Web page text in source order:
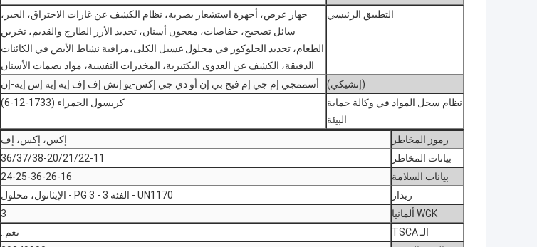
التطبيق الرئيسي
جهاز عرض، أجهزة استشعار بصرية، نظام الكشف عن غازات الاحتراق، الحبر،
سائل تصحيح، حفاضات، معجون أسنان، تحديد الأرز الطازج والقديم، تخزين
الطعام، تحديد الجلوكوز في محلول غسيل الكلى،مراقبة نشاط الأيض في الكائنات
الدقيقة، الكشف عن العدوى البكتيرية، المخدرات النفسية، مواد بصمات الأسنان
(إنشيكي)
أسممجي إم جي إم فيج بي إن أو دي جي إكس-يو إتش إف إف إيه إيه إس إيه-إن
نظام سجل المواد في وكالة حماية
البيئة
كريسول الحمراء (1733-12-6)
رموز المخاطر
إكس، إكس، إف
بيانات المخاطر
36/37/38-20/21/22-11
بيانات السلامة
24-25-36-26-16
ريدار
UN1170 - الفئة 3 - PG 3 - الإيثانول، محلول
WGK ألمانيا
3
الـ TSCA
نعم..